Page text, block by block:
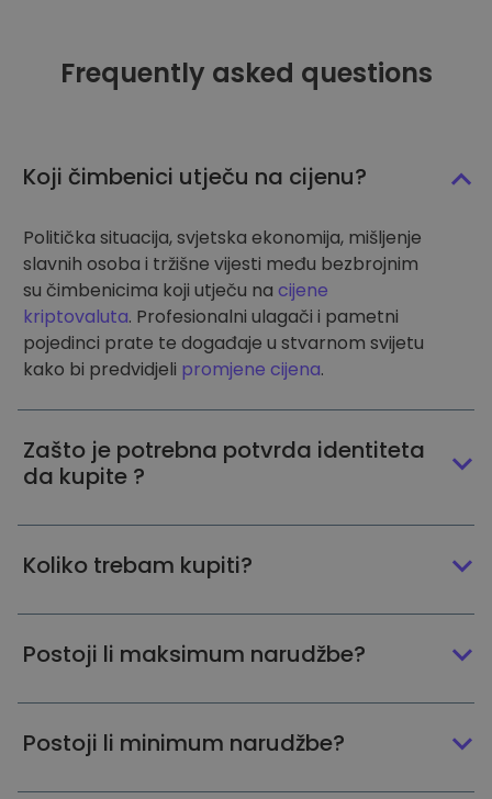
Frequently asked questions
Koji čimbenici utječu na cijenu?
Politička situacija, svjetska ekonomija, mišljenje
slavnih osoba i tržišne vijesti među bezbrojnim
su čimbenicima koji utječu na cijene
kriptovaluta. Profesionalni ulagači i pametni
pojedinci prate te događaje u stvarnom svijetu
kako bi predvidjeli promjene cijena.
Zašto je potrebna potvrda identiteta
da kupite ?
Koliko trebam kupiti?
Postoji li maksimum narudžbe?
Postoji li minimum narudžbe?